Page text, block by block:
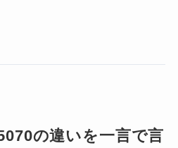
の違いを一言で言